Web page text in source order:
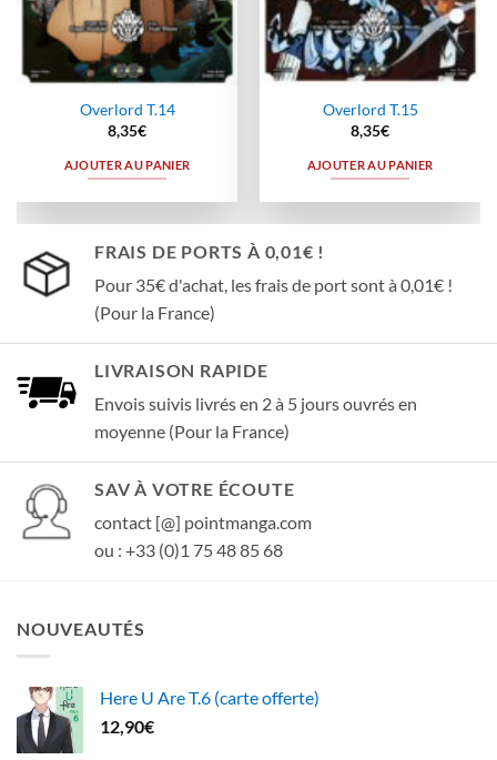
Overlord T.14
8,35€
AJOUTER AU PANIER
Overlord T.15
8,35€
AJOUTER AU PANIER
FRAIS DE PORTS À 0,01€ !
Pour 35€ d'achat, les frais de port sont à 0,01€ !
(Pour la France)
LIVRAISON RAPIDE
Envois suivis livrés en 2 à 5 jours ouvrés en
moyenne (Pour la France)
SAV À VOTRE ÉCOUTE
contact [@] pointmanga.com
ou : +33 (0)1 75 48 85 68
NOUVEAUTÉS
Here U Are T.6 (carte offerte)
12,90€